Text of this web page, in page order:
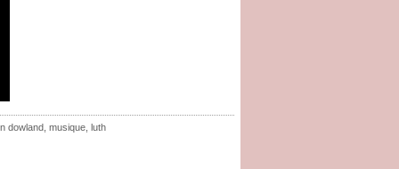
dowland musique luth